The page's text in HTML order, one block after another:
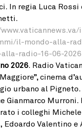
In regia Luca Rossi
il-mondo-alla-
alla-radio-16-06-
2026. Radio
cinema
urbano al Pigneto.
Gianmarco Murroni.
i colleghi Michele
Edoardo Valentino e